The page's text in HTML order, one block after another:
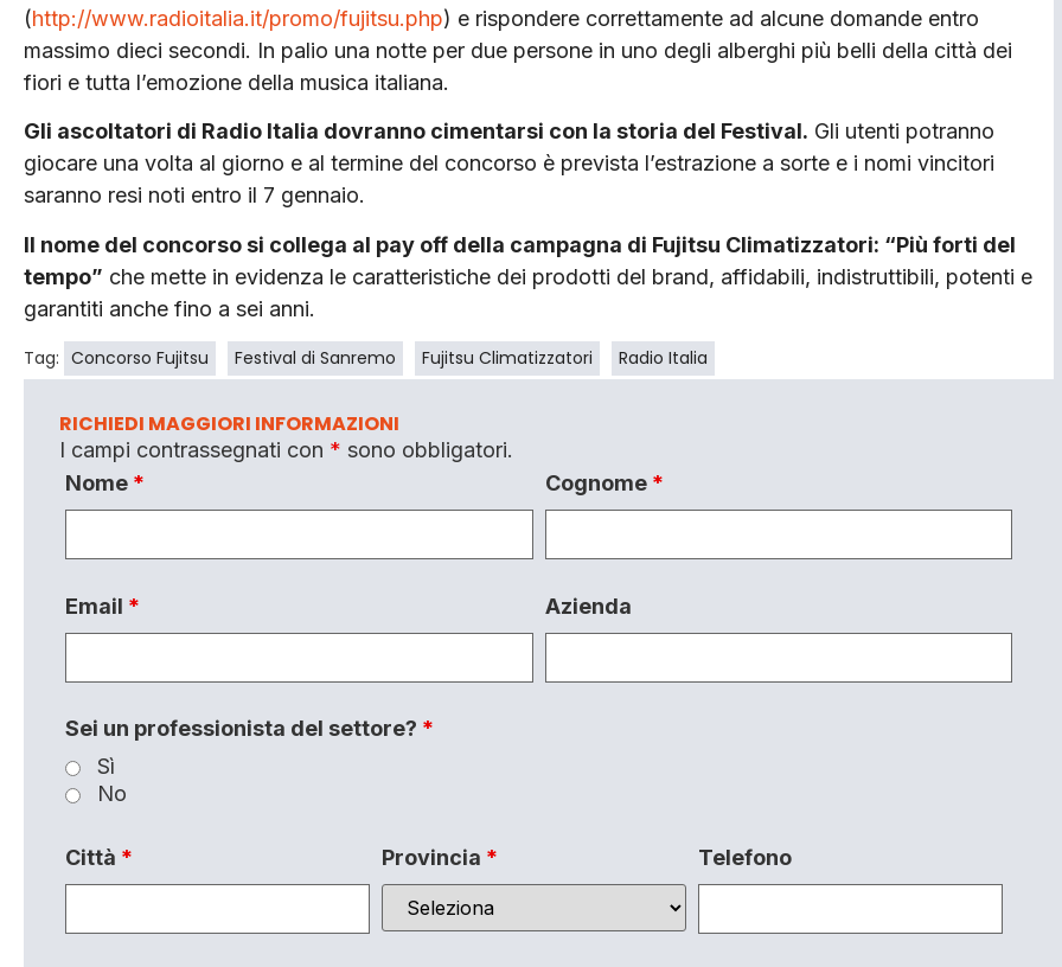
(http://www.radioitalia.it/promo/fujitsu.php) e rispondere correttamente ad alcune domande entro
massimo dieci secondi. In palio una notte per due persone in uno degli alberghi più belli della città dei
fiori e tutta l’emozione della musica italiana.
Gli ascoltatori di Radio Italia dovranno cimentarsi con la storia del Festival. Gli utenti potranno
giocare una volta al giorno e al termine del concorso è prevista l’estrazione a sorte e i nomi vincitori
saranno resi noti entro il 7 gennaio.
Il nome del concorso si collega al pay off della campagna di Fujitsu Climatizzatori: “Più forti del
tempo” che mette in evidenza le caratteristiche dei prodotti del brand, affidabili, indistruttibili, potenti e
garantiti anche fino a sei anni.
Tag: Concorso Fujitsu Festival di Sanremo Fujitsu Climatizzatori Radio Italia
RICHIEDI MAGGIORI INFORMAZIONI
I campi contrassegnati con * sono obbligatori.
Nome * Cognome *
Email * Azienda
Sei un professionista del settore? *
Sì
No
Città * Provincia * Telefono